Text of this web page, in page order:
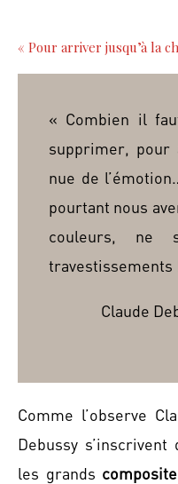
« Pour arriver jusqu’à la
« Combien il
supprimer, pour
nue de
pourtant nous
couleurs, ne
travestissements
Claude
Comme l’observe
Debussy s’inscrivent
les grands